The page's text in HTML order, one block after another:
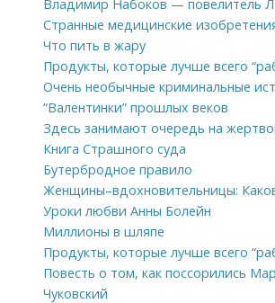
Владимир Набоков — повелитель
Странные медицинские
Что пить в жару
Продукты, которые лучше всего
Очень необычные криминальные
“Валентинки” прошлых веков
Здесь занимают очередь на
Книга Страшного суда
Бутербродное правило
Женщины–вдохновительницы:
Уроки любви Анны Болейн
Миллионы в шляпе
Продукты, которые лучше всего
Повесть о том, как поссорились
Чуковский